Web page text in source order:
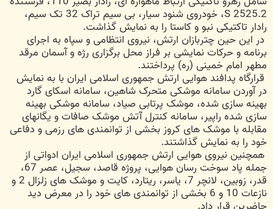
2525.2 S، خودروی شنود سیار، بی سیم تراک 32 تک سیم،
رادار تاکتیکی نبو و کاستا را به نمایش گذاشت.
در این حین چتربازان ارتش، نیروی انتظامی و سپاه به اجرای
برنامه و حرکات نمایشی بر فراز محل برگزاری رژه و آسمان مرقد
مطهر امام خمینی (ره) پرداختند.
قرارگاه پدافند هوایی ارتش جمهوری اسلامی ایران با به نمایش
در آوردن سامانه موشکی متحرک شاهین، سامانه اسکای گارد
بهینه سازی شده، موشک پرتابی صیاد، سامانه موشکی بهینه
سازی شده راپیر، سامانه کنترل آتش موشک صافات و یگانهای
مقابله با موشک های کروز بخشی از توانمندی های رزمی و دفاعی
خود را به نمایش گذاشتند.
همچنین نیروی هوایی ارتش جمهوری اسلامی ایران ادواتی از
جمله پاد سوخت رسان هوایی، پروژه قاصد، سجیل، عصر 67،
قدر، زوبین، لانچر 7، یاسر، ریتارد، کایت و موشک های زلزال 2 و
نازعات 10 و 6 بخشی از توانمندی های خود را در معرض دید